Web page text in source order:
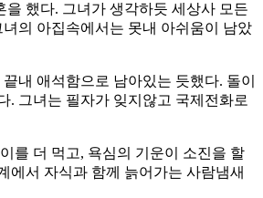
했다. 그녀가 생각하듯 세상사 모든
의 아집속에서는 못내 아쉬움이 남았
내 애석함으로 남아있는 듯했다. 돌이
. 그녀는 필자가 잊지않고 국제전화로
를 더 먹고, 욕심의 기운이 소진을 할
에서 자식과 함께 늙어가는 사람냄새